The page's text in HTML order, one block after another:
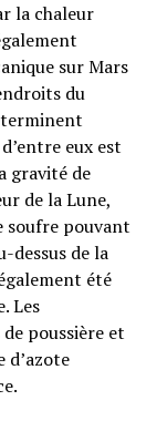
la chaleur
sur Mars
du
eux est
gravité de
de la Lune,
soufre pouvant
dessus de la
été
Les
poussière et
d’azote